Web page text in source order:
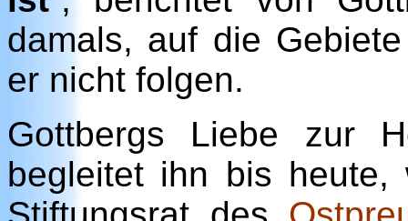
damals, auf die
er nicht folgen.
Gottbergs Liebe zur
begleitet ihn bis